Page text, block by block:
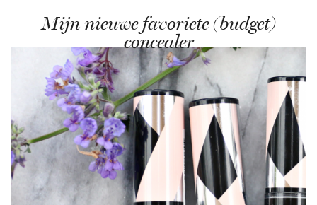
Mijn nieuwe favoriete (budget)
concealer